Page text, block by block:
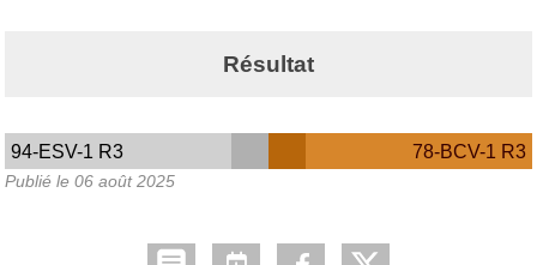
Résultat
94-ESV-1 R3 78-BCV-1 R3
Publié le 06 août 2025